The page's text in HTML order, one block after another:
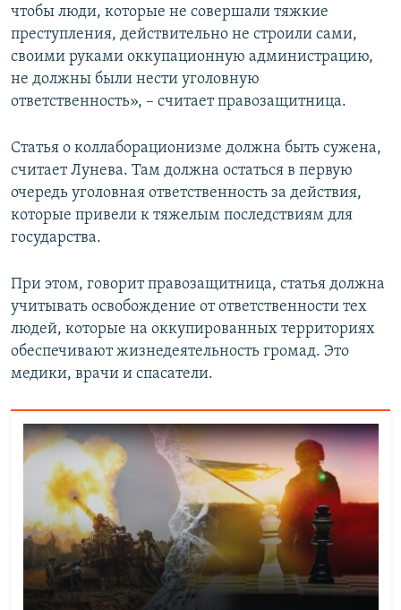
чтобы люди, которые не совершали тяжкие
преступления, действительно не строили сами,
своими руками оккупационную администрацию,
не должны были нести уголовную
ответственность», – считает правозащитница.
Статья о коллаборационизме должна быть сужена,
считает Лунева. Там должна остаться в первую
очередь уголовная ответственность за действия,
которые привели к тяжелым последствиям для
государства.
При этом, говорит правозащитница, статья должна
учитывать освобождение от ответственности тех
людей, которые на оккупированных территориях
обеспечивают жизнедеятельность громад. Это
медики, врачи и спасатели.